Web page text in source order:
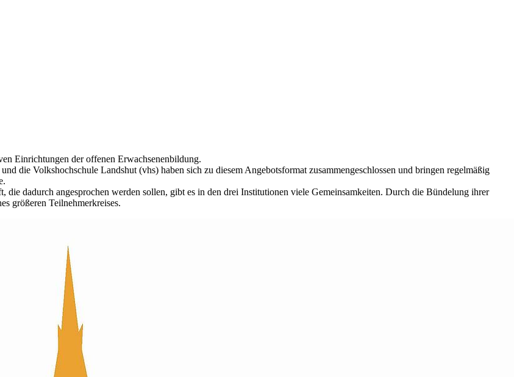
Einrichtungen der offenen Erwachsenenbildung.
die Volkshochschule Landshut (vhs) haben sich zu diesem Angebotsformat zusammengeschlossen und bringen regelmäßig
dadurch angesprochen werden sollen, gibt es in den drei Institutionen viele Gemeinsamkeiten. Durch die Bündelung ihrer
größeren Teilnehmerkreises.